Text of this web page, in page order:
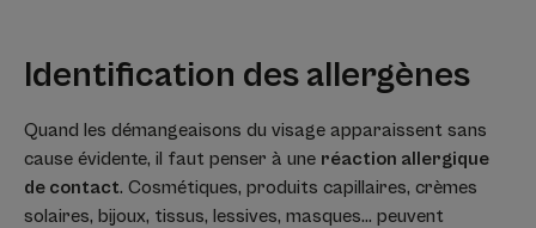
Identification des allergènes
Quand les démangeaisons du visage apparaissent sans
cause évidente, il faut penser à une réaction allergique
de contact. Cosmétiques, produits capillaires, crèmes
solaires, bijoux, tissus, lessives, masques… peuvent